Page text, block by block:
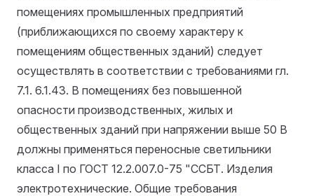
помещениях промышленных предприятий
(приближающихся по своему характеру к
помещениям общественных зданий) следует
осуществлять в соответствии с требованиями гл.
7.1. 6.1.43. В помещениях без повышенной
опасности производственных, жилых и
общественных зданий при напряжении выше 50 В
должны применяться переносные светильники
класса I по ГОСТ 12.2.007.0-75 "ССБТ. Изделия
электротехнические. Общие требования